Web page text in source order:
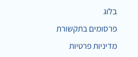
בלוג
פרסומים בתקשורת
מדיניות פרטיות